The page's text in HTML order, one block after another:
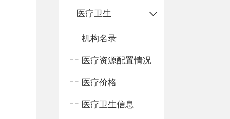
医疗卫生
机构名录
医疗资源配置情况
医疗价格
医疗卫生信息